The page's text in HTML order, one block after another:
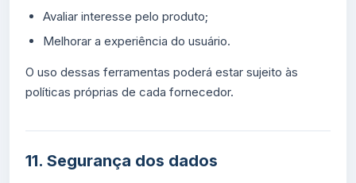
Avaliar interesse pelo produto;
Melhorar a experiência do usuário.
O uso dessas ferramentas poderá estar sujeito às
políticas próprias de cada fornecedor.
11. Segurança dos dados